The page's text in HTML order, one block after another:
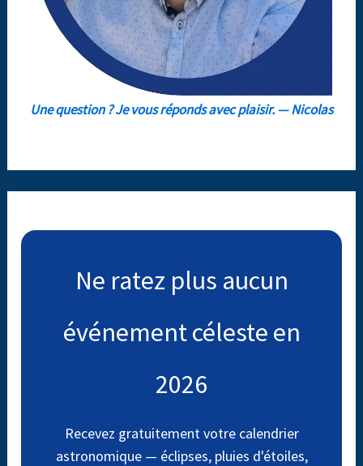
Une question ? Je vous réponds avec plaisir. — Nicolas
Ne ratez plus aucun
événement céleste en
2026
Recevez gratuitement votre calendrier
astronomique — éclipses, pluies d'étoiles,